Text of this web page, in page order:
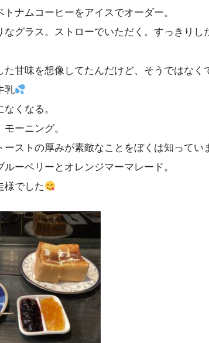
ナムコーヒーをアイスでオーダー。
なグラス。ストローでいただく。すっきりし
た甘味を想像してたんだけど、そうではなく
乳
くなる。
ーニング。
ーストの厚みが素敵なことをぼくは知ってい
ーベリーとオレンジマーマレード。
様でした